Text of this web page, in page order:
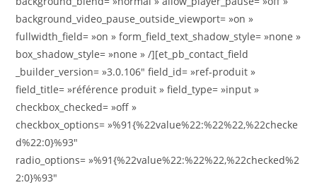
background_video_pause_outside_viewport= »on »
fullwidth_field= »on » form_field_text_shadow_style= »none »
box_shadow_style= »none » /][et_pb_contact_field
_builder_version= »3.0.106″ field_id= »ref-produit »
field_title= »référence produit » field_type= »input »
checkbox_checked= »off »
checkbox_options= »%91{%22value%22:%22%22,%22checke
d%22:0}%93″
radio_options= »%91{%22value%22:%22%22,%22checked%2
2:0}%93″